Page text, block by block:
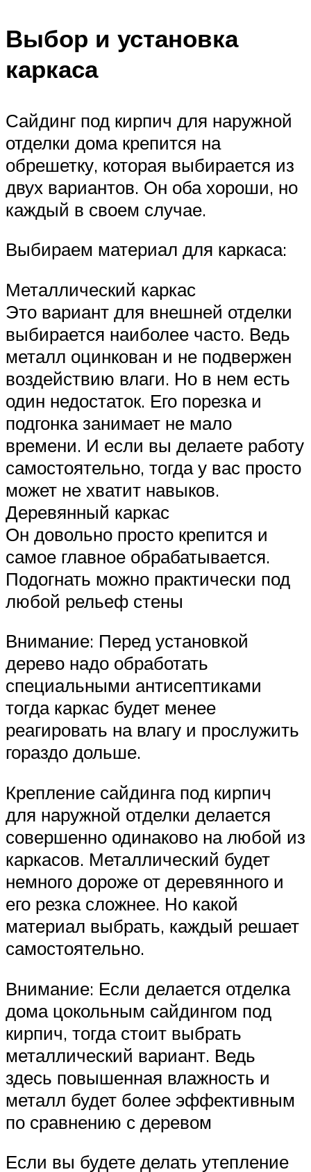
Выбор и установка
каркаса
Сайдинг под кирпич для наружной
отделки дома крепится на
обрешетку, которая выбирается из
двух вариантов. Он оба хороши, но
каждый в своем случае.
Выбираем материал для каркаса:
Металлический каркас
Это вариант для внешней отделки
выбирается наиболее часто. Ведь
металл оцинкован и не подвержен
воздействию влаги. Но в нем есть
один недостаток. Его порезка и
подгонка занимает не мало
времени. И если вы делаете работу
самостоятельно, тогда у вас просто
может не хватит навыков.
Деревянный каркас
Он довольно просто крепится и
самое главное обрабатывается.
Подогнать можно практически под
любой рельеф стены
Внимание: Перед установкой
дерево надо обработать
специальными антисептиками
тогда каркас будет менее
реагировать на влагу и прослужить
гораздо дольше.
Крепление сайдинга под кирпич
для наружной отделки делается
совершенно одинаково на любой из
каркасов. Металлический будет
немного дороже от деревянного и
его резка сложнее. Но какой
материал выбрать, каждый решает
самостоятельно.
Внимание: Если делается отделка
дома цокольным сайдингом под
кирпич, тогда стоит выбрать
металлический вариант. Ведь
здесь повышенная влажность и
металл будет более эффективным
по сравнению с деревом
Если вы будете делать утепление